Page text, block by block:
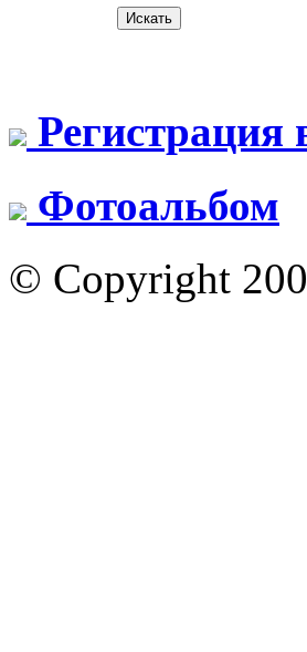
Регистрация
Фотоальбом
© Copyright